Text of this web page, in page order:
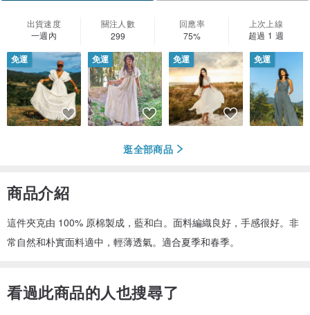
出貨速度
一週內
關注人數
299
回應率
75%
上次上線
超過 1 週
免運 免運 免運 免運
逛全部商品
商品介紹
這件夾克由 100% 原棉製成，藍和白。面料編織良好，手感很好。非
常自然和朴實面料適中，輕薄透氣。適合夏季和春季。
看過此商品的人也搜尋了